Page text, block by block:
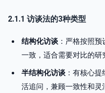
2.1.1 访谈法的3种类型
结构化访谈 ：严格按照
一致，适合需要对比的研
半结构化访谈 ：有核心
活追问，兼顾一致性和灵